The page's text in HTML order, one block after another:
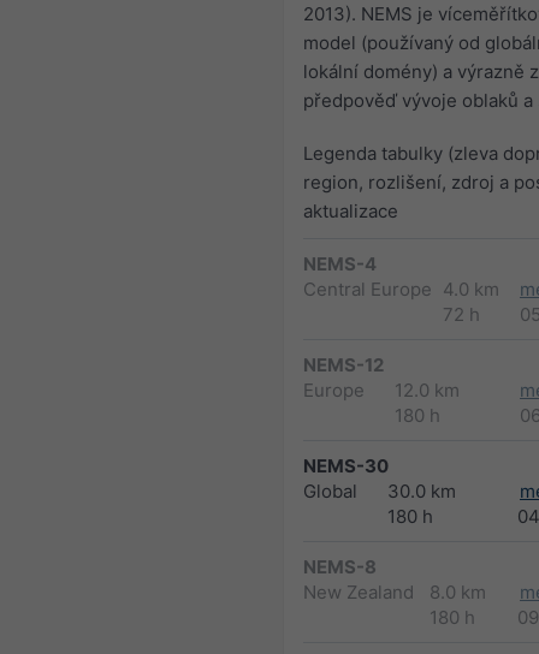
2013). NEMS je
model (používaný od
lokální domény) a výrazně
předpověď vývoje oblaků a
Legenda tabulky (zleva
region, rozlišení, zdroj a
aktualizace
NEMS-4
Central Europe 4.0 km
72 h
NEMS-12
Europe
12.0 km
180 h
NEMS-30
Global
30.0 km
180 h
NEMS-8
New Zealand
8.0 km
180 h